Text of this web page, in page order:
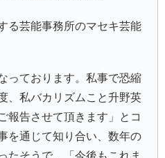
る芸能事務所のマセキ芸能
っております。私事で恐縮
、私バカリズムこと升野英
報告させて頂きます」とコ
を通じて知り合い、数年の